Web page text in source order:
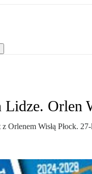
Orlen
Orlenem Wisłą Płock.